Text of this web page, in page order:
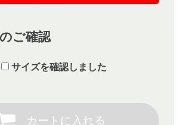
ご確認
サイズを確認しました